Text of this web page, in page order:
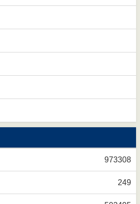
973308
249